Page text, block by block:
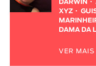
DARWIN
XYZ
DAMA DA
VER MAIS